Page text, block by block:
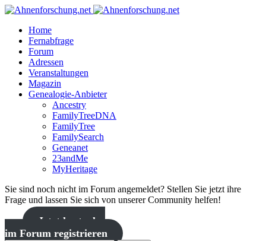
Home
Fernabfrage
Forum
Adressen
Veranstaltungen
Magazin
Genealogie-Anbieter
Ancestry
FamilyTreeDNA
FamilyTree
FamilySearch
Geneanet
23andMe
MyHeritage
Sie sind noch nicht im Forum angemeldet? Stellen Sie jetzt ihre
Frage und lassen Sie sich von unserer Community helfen!
Jetzt kostenlos
im Forum registrieren